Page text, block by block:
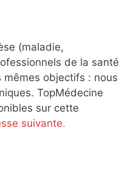
(maladie,
de la santé
objectifs : nous
TopMédecine
sur cette
suivante.